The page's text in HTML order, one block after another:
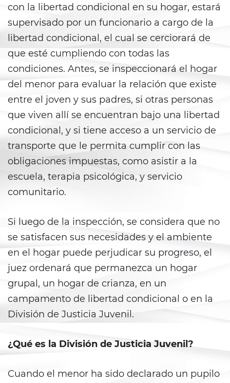
Revenge Porn
Stalking
Temporary Restraining Order
Violation Of A Restraining Order
Posting Harmful Information on
the Internet
Driving Crimes
Driving With A Suspended License
Evading A Police Officer
Hit and Run
Vehicular Manslaughter
Drug Crimes
California Marijuana Laws
Manufacturing Drugs
con la libertad condicional en su hogar, estará
supervisado por un funcionario a cargo de la
libertad condicional, el cual se cerciorará de
que esté cumpliendo con todas las
condiciones. Antes, se inspeccionará el hogar
del menor para evaluar la relación que existe
entre el joven y sus padres, si otras personas
que viven allí se encuentran bajo una libertad
condicional, y si tiene acceso a un servicio de
transporte que le permita cumplir con las
obligaciones impuestas, como asistir a la
escuela, terapia psicológica, y servicio
comunitario.
Si luego de la inspección, se considera que no
se satisfacen sus necesidades y el ambiente
en el hogar puede perjudicar su progreso, el
juez ordenará que permanezca un hogar
grupal, un hogar de crianza, en un
campamento de libertad condicional o en la
División de Justicia Juvenil.
¿Qué es la División de Justicia Juvenil?
Cuando el menor ha sido declarado un pupilo